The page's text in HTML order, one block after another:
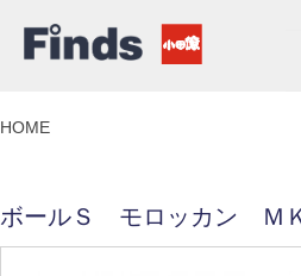
HOME
ボールＳ モロッカン Ｍ